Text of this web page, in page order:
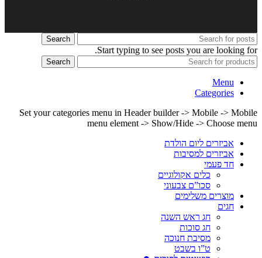
Search
Start typing to see posts you are looking for.
Search
Menu
Categories
Set your categories menu in Header builder -> Mobile -> Mobile
menu element -> Show/Hide -> Choose menu
אביזרים ליום הולדת
אביזרים למסיבות
חד פעמי
כלים אקולוגיים
סכו”ם צבעוני
מוצרים משלימים
חגים
חג ראש השנה
חג סוכות
מסיבת חנוכה
ט”ו בשבט